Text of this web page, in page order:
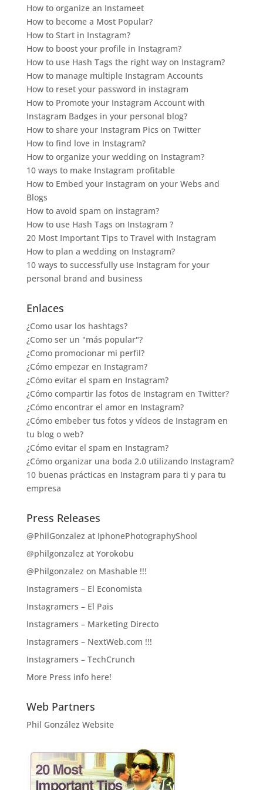
How to organize an Instameet
How to become a Most Popular?
How to Start in Instagram?
How to boost your profile in Instagram?
How to use Hash Tags the right way on Instagram?
How to manage multiple Instagram Accounts
How to reset your password in instagram
How to Promote your Instagram Account with
Instagram Badges in your personal blog?
How to share your Instagram Pics on Twitter
How to find love in Instagram?
How to organize your wedding on Instagram?
10 ways to make Instagram profitable
How to Embed your Instagram on your Webs and
Blogs
How to avoid spam on instagram?
How to use Hash Tags on Instagram ?
20 Most Important Tips to Travel with Instagram
How to plan a wedding on Instagram?
10 ways to successfully use Instagram for your
personal brand and business
Enlaces
¿Como usar los hashtags?
¿Como ser un "más popular"?
¿Como promocionar mi perfil?
¿Cómo empezar en Instagram?
¿Cómo evitar el spam en Instagram?
¿Cómo compartir las fotos de Instagram en Twitter?
¿Cómo encontrar el amor en Instagram?
¿Cómo embeber tus fotos y vídeos de Instagram en
tu blog o web?
¿Cómo evitar el spam en Instagram?
¿Cómo organizar una boda 2.0 utilizando Instagram?
10 buenas prácticas en Instagram para ti y para tu
empresa
Press Releases
@PhilGonzalez at IphonePhotographyShool
@philgonzalez at Yorokobu
@Philgonzalez on Mashable !!!
Instagramers – El Economista
Instagramers – El Pais
Instagramers – Marketing Directo
Instagramers – NextWeb.com !!!
Instagramers – TechCrunch
More Press info here!
Web Partners
Phil González Website